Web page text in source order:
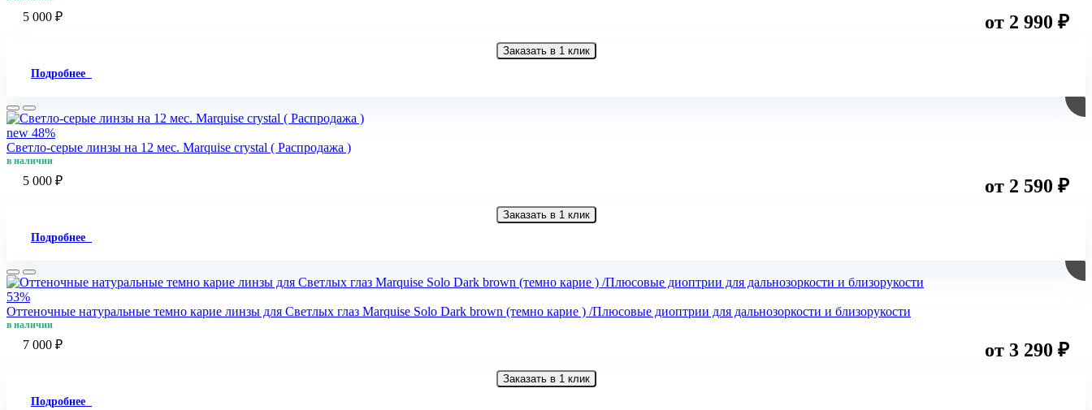
5 000 ₽ от 2 990 ₽
Заказать в 1 клик
Подробнее
new 48%
Светло-серые линзы на 12 мес. Marquise crystal ( Распродажа )
в наличии
5 000 ₽ от 2 590 ₽
Заказать в 1 клик
Подробнее
53%
Оттеночные натуральные темно карие линзы для Светлых глаз Marquise Solo Dark brown (темно карие ) /Плюсовые диоптрии для дальнозоркости и близорукости
в наличии
7 000 ₽ от 3 290 ₽
Заказать в 1 клик
Подробнее